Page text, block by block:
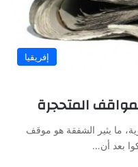
إفريقيا
المتحجرة
ما يثير الشفقة هو موقف
بعد أن…